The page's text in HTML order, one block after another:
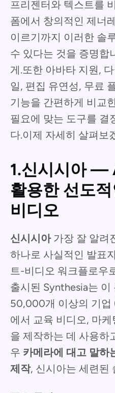
프리젠터와 텍스트를
폼에서 창의적인 제너
이르기까지 이러한 솔
수 있다는 것을 증명합
게.또한 아바타 지원,
일, 편집 유연성, 무료
기능을 간편하게 비교
필요에 맞는 도구를 결
다.이제 자세히 살펴보
1.신시시아 —
활용한 선도
비디오
신시시아가장 잘 알려
하나로 사실적인 발표
트-비디오 워크플로우
출시된 Synthesia는 이
50,000개 이상의 기업
에서 교육 비디오, 마
을 제작하는 데 사용하
우 카메라에 대고 말하
제작, 신시아는 세련된